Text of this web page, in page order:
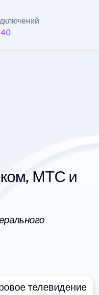
МТС и
телевидение